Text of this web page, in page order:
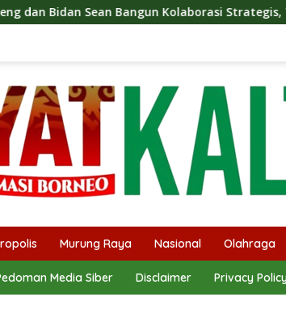
Kolaborasi Strategis, Tingkatkan Edukasi
Murung Raya Nasional Olahraga
Media Siber Disclaimer Privacy Policy